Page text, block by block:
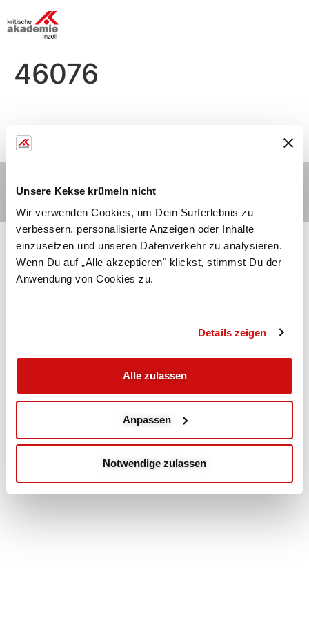
Unsere Kekse krümeln nicht
Wir verwenden Cookies, um Dein Surferlebnis zu
verbessern, personalisierte Anzeigen oder Inhalte
einzusetzen und unseren Datenverkehr zu analysieren.
Wenn Du auf „Alle akzeptieren" klickst, stimmst Du der
Anwendung von Cookies zu.
Details zeigen
Alle zulassen
Anpassen
Notwendige zulassen
46076
Kontakt Hauptmenü